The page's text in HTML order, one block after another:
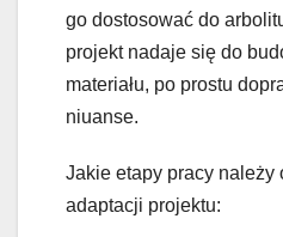
go dostosować do
projekt nadaje się do
materiału, po prostu
niuanse.
Jakie etapy pracy należy
adaptacji projektu: